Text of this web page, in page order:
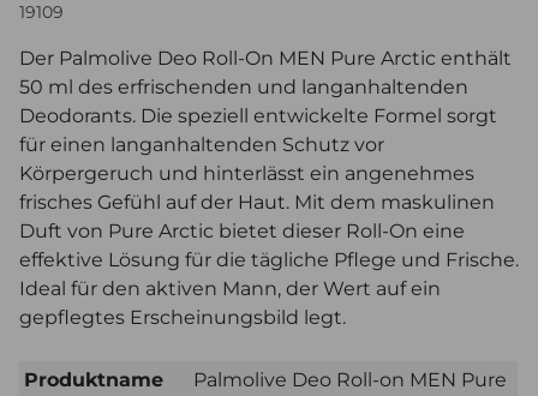
19109
Der Palmolive Deo Roll-On MEN Pure Arctic enthält
50 ml des erfrischenden und langanhaltenden
Deodorants. Die speziell entwickelte Formel sorgt
für einen langanhaltenden Schutz vor
Körpergeruch und hinterlässt ein angenehmes
frisches Gefühl auf der Haut. Mit dem maskulinen
Duft von Pure Arctic bietet dieser Roll-On eine
effektive Lösung für die tägliche Pflege und Frische.
Ideal für den aktiven Mann, der Wert auf ein
gepflegtes Erscheinungsbild legt.
Produktname
Palmolive Deo Roll-on MEN Pure